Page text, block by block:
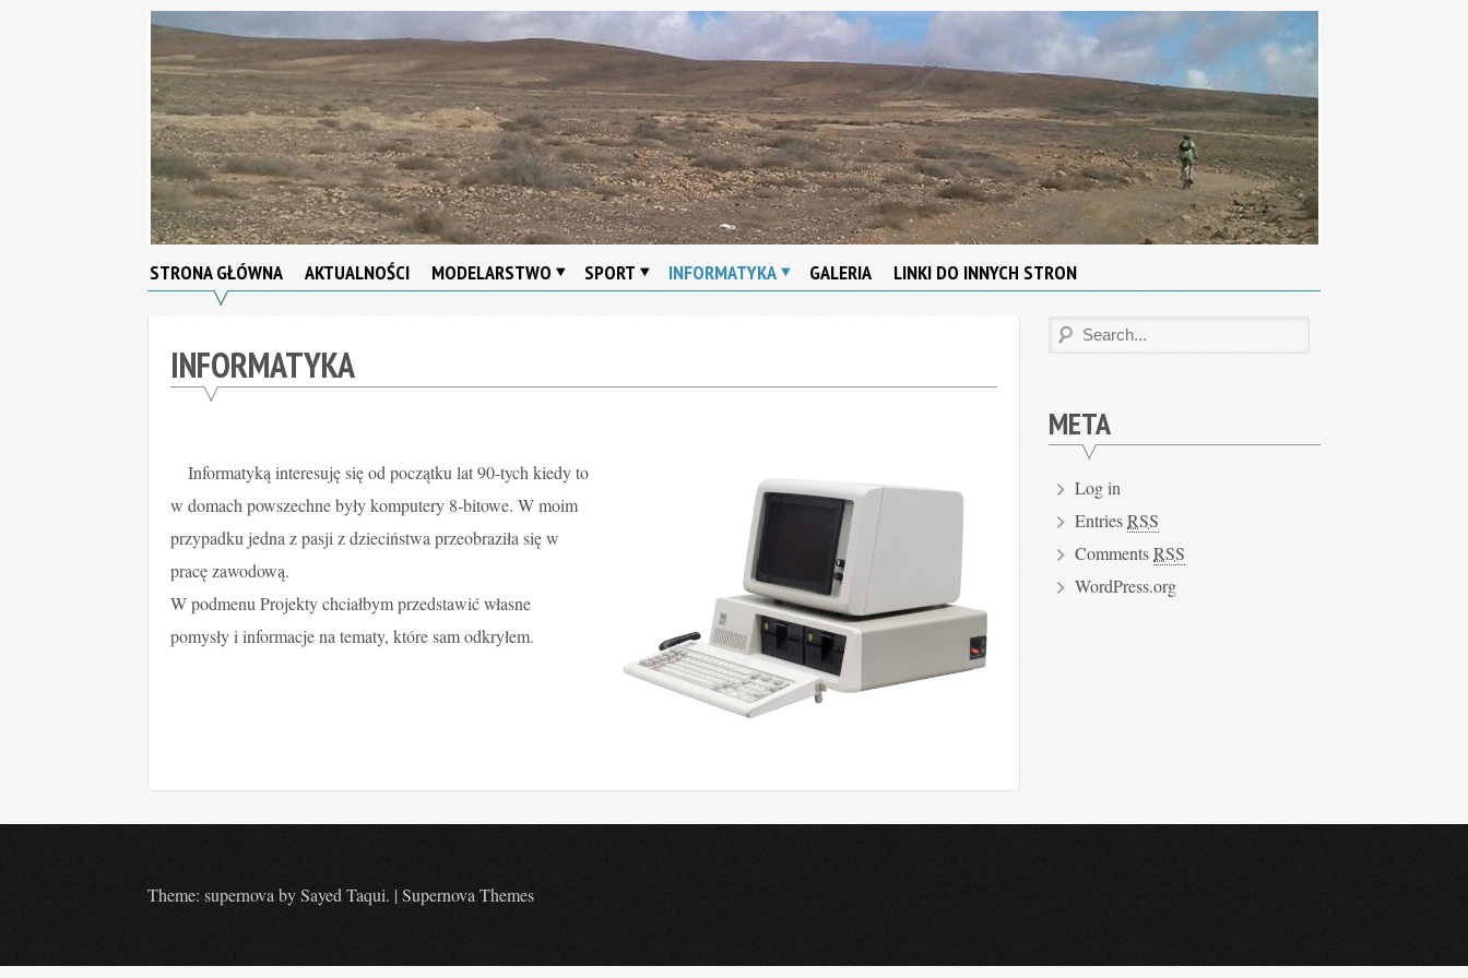
Strona
Domowa
STRONA GŁÓWNA AKTUALNOŚCI MODELARSTWO SPORT INFORMATYKA GALERIA LINKI DO INNYCH STRON
INFORMATYKA
Informatyką interesuję się od początku lat 90-tych kiedy to
w domach powszechne były komputery 8-bitowe. W moim
przypadku jedna z pasji z dzieciństwa przeobraziła się w
pracę zawodową.
W podmenu Projekty chciałbym przedstawić własne
pomysły i informacje na tematy, które sam odkryłem.
META
Log in
EntriesRSS
CommentsRSS
WordPress.org
Theme: supernova bySayed Taqui. |Supernova Themes